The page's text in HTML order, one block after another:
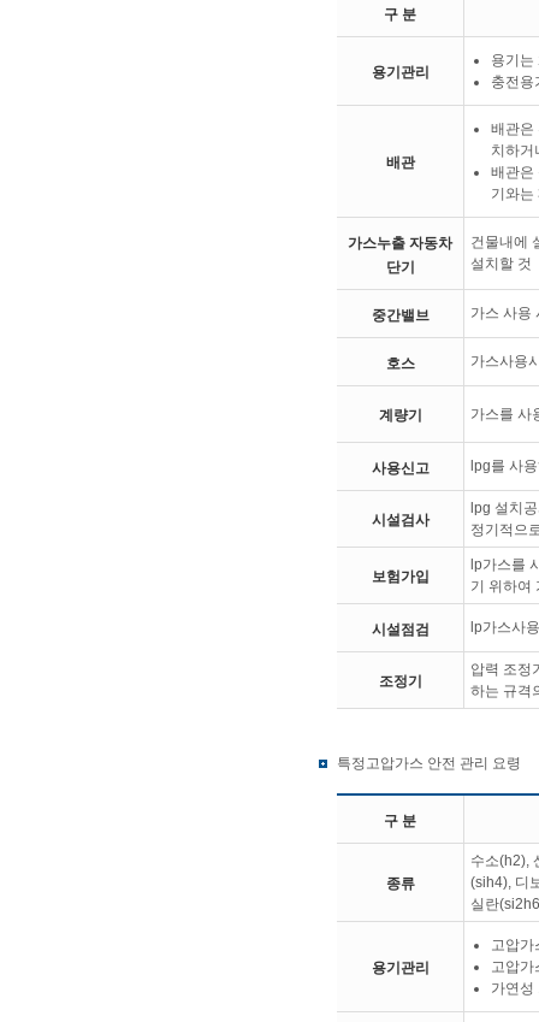
구 분
용기관리
용기는
충전용
배관
배관은
치하거
배관은
기와는
가스누출 자동차
단기
건물내에
설치할 것
중간밸브 가스 사용
호스 가스사용
계량기 가스를 사
사용신고 lpg를 사
시설검사
lpg 설치
정기적으
보험가입
lp가스를
기 위하여
시설점검 lp가스사
조정기
압력 조정
하는 규격
특정고압가스 안전 관리 요령
구 분
종류
수소(h2),
(sih4), 디
실란
용기관리
고압가
고압가
가연성